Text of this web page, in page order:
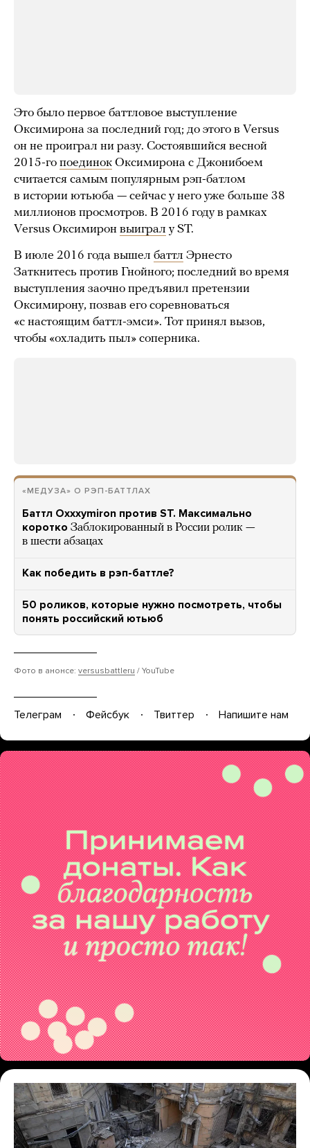
Это было первое баттловое выступление
Оксимирона за последний год; до этого в Versus
он не проиграл ни разу. Состоявшийся весной
2015-го поединок Оксимирона с Джонибоем
считается самым популярным рэп-батлом
в истории ютьюба — сейчас у него уже больше 38
миллионов просмотров. В 2016 году в рамках
Versus Оксимирон выиграл у ST.
В июле 2016 года вышел баттл Эрнесто
Заткнитесь против Гнойного; последний во время
выступления заочно предъявил претензии
Оксимирону, позвав его соревноваться
«с настоящим баттл-эмси». Тот принял вызов,
чтобы «охладить пыл» соперника.
«МЕДУЗА» О РЭП-БАТТЛАХ
Баттл Oxxxymiron против ST. Максимально
коротко Заблокированный в России ролик —
в шести абзацах
Как победить в рэп-баттле?
50 роликов, которые нужно посмотреть, чтобы
понять российский ютьюб
Фото в анонсе: versusbattleru / YouTube
Телеграм Фейсбук Твиттер Напишите нам